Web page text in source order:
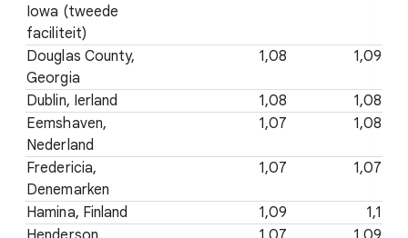
Iowa (tweede
faciliteit)
Douglas County,
Georgia
1,08 1,09
Dublin, Ierland 1,08
1,08
Eemshaven,
Nederland
1,07 1,08
Fredericia,
Denemarken
1,07 1,07
Hamina, Finland 1,09
1,1